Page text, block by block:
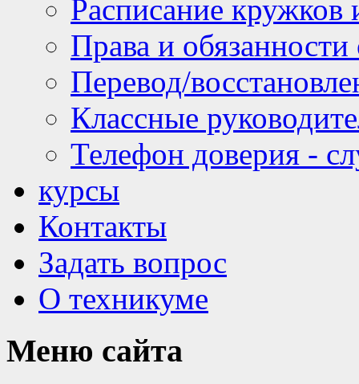
Расписание кружков
Права и
Перевод/
Классные
Телефон доверия -
курсы
Контакты
Задать вопрос
О техникуме
Меню сайта